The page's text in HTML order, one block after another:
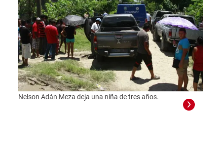
Nelson Adán Meza deja una niña de tres años.